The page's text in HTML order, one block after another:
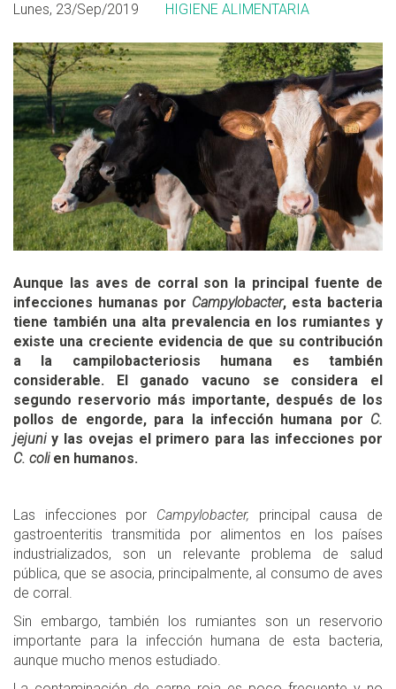
Lunes, 23/Sep/2019 HIGIENE ALIMENTARIA
Aunque las aves de corral son la principal fuente de
infecciones humanas por Campylobacter, esta bacteria
tiene también una alta prevalencia en los rumiantes y
existe una creciente evidencia de que su contribución
a la campilobacteriosis humana es también
considerable. El ganado vacuno se considera el
segundo reservorio más importante, después de los
pollos de engorde, para la infección humana por C.
jejuniy las ovejas el primero para las infecciones por
C. coli en humanos.
Las infecciones por Campylobacter, principal causa de
gastroenteritis transmitida por alimentos en los países
industrializados, son un relevante problema de salud
pública, que se asocia, principalmente, al consumo de aves
de corral.
Sin embargo, también los rumiantes son un reservorio
importante para la infección humana de esta bacteria,
aunque mucho menos estudiado.